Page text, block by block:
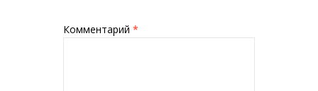
Комментарий *